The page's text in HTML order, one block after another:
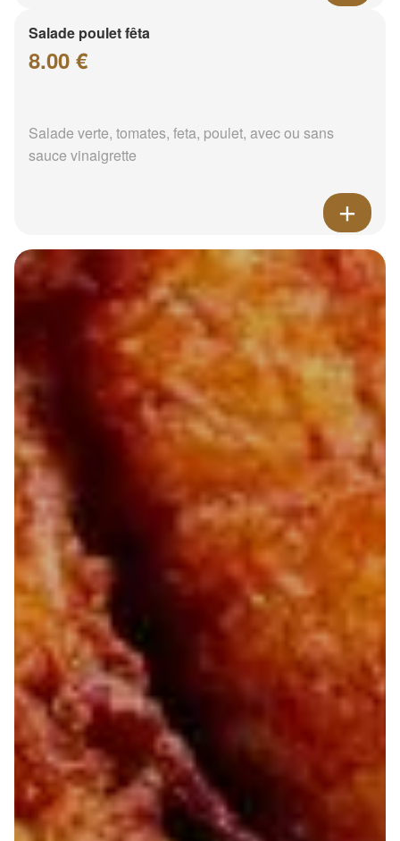
Salade poulet fêta
8.00 €
Salade verte, tomates, feta, poulet, avec ou sans
sauce vinaigrette